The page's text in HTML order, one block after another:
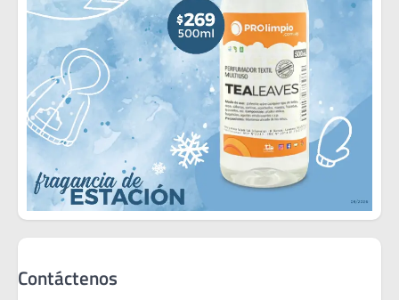
Contáctenos